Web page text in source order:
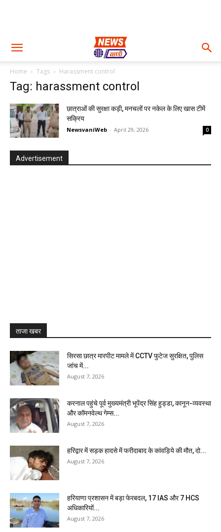
Home Tags Harassment control
Tag: harassment control
छात्राओं की सुरक्षा कड़ी, मनचलों पर नकेल के लिए खास टीमें
सक्रिय
NewsvaniWeb - April 29, 2026 0
Advertisement
ताजा खबर
सिरसा छात्र मारपीट मामले में CCTV फुटेज सुरक्षित, पुलिस
जांच में...
August 7, 2026
करनाल पहुंचे पूर्व मुख्यमंत्री भूपेंद्र सिंह हुड्डा, कानून-व्यवस्था
और कॉमनवेल्थ गेम्स...
August 7, 2026
हरिद्वार में सड़क हादसे में फरीदाबाद के कांवड़िये की मौत, दो...
August 7, 2026
हरियाणा प्रशासन में बड़ा फेरबदल, 17 IAS और 7 HCS
अधिकारियों...
August 7, 2026